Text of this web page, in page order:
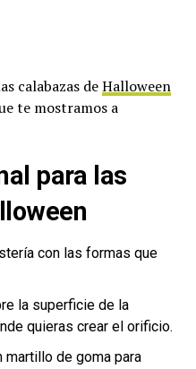
calabazas deHalloween
te mostramos a
para las
con las formas que
la superficie de la
quieras crear el orificio.
martillo de goma para